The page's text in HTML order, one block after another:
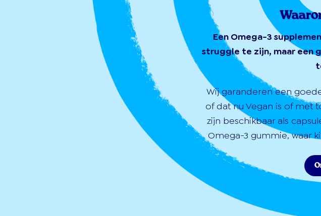
Een Omega-3
struggle te zijn, maar een
Wij garanderen een
of dat nu Vegan is of met
zijn beschikbaar als
Omega-3 gummie, waar